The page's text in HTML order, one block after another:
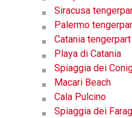
Siracusa
Palermo
Catania tengerpart
Playa di Catania
Spiaggia dei
Macari Beach
Cala Pulcino
Spiaggia dei